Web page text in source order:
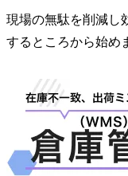
現場の無駄を削減し
するところから始め